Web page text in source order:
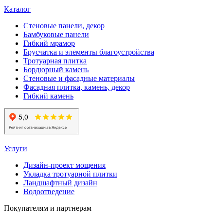
Каталог
Стеновые панели, декор
Бамбуковые панели
Гибкий мрамор
Брусчатка и элементы благоустройства
Тротуарная плитка
Бордюрный камень
Стеновые и фасадные материалы
Фасадная плитка, камень, декор
Гибкий камень
Услуги
Дизайн-проект мощения
Укладка тротуарной плитки
Ландшафтный дизайн
Водоотведение
Покупателям и партнерам